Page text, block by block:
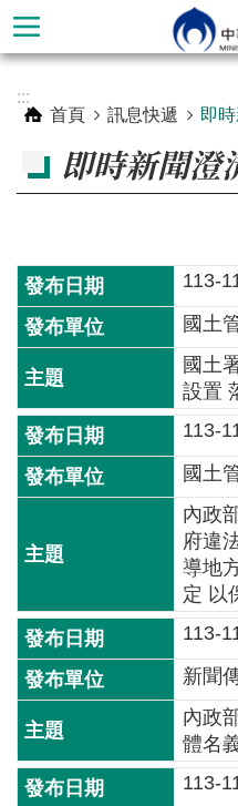
跳到主要內容區塊
階
本
部
簡
主
政
策
訊
息
快
遞
:::
首頁
訊息快遞 即
即時新聞澄
113-
國土
國土
設置
113-
國土
內政
府違
導地
定 以
113-
新聞
內政
體名
113-